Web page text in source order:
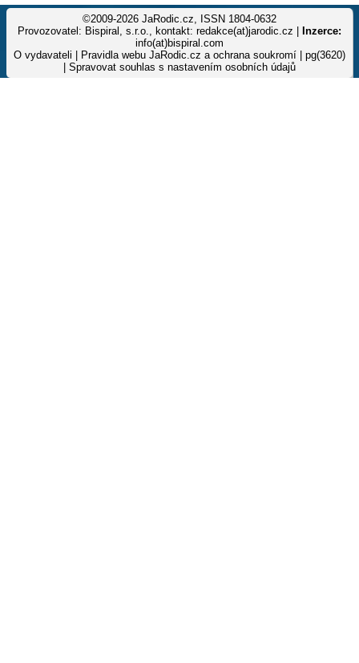
©2009-2026 JaRodic.cz, ISSN 1804-0632
Provozovatel: Bispiral, s.r.o., kontakt: redakce(at)jarodic.cz |
Inzerce:
info(at)bispiral.com
O vydavateli
Pravidla webu JaRodic.cz a ochrana soukromí | pg(3620)
Spravovat souhlas s nastavením osobních údajů